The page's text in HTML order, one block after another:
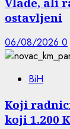
ostavljeni
06/08/2026 0
BiH
Koji
koji 1.200